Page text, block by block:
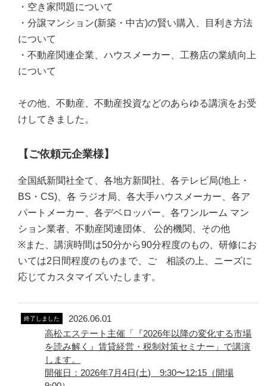
・空き家問題について
・分譲マンション(新築・中古)の賢い購入、目利き方法
について
・不動産関連企業、ハウスメーカー、工務店の業績向上
について
その他、不動産、不動産投資などのあらゆる講演をお受
けしてきました。
【ご依頼元企業様】
全国紙新聞社全て、各地方新聞社、各テレビ局(地上・
BS・CS)、各 ラジオ局、各大手ハウスメーカー、各ア
パートメーカー、各デベロッパー、各ワンルーム マン
ション業者、不動産関連団体、 公的機関、その他
※また、講演時間は50分から90分程度のもの、研修にお
いては2日間程度のものまで、ご゙相談の上、ニーズに
応じてカスタマイズいたします。
終了しました
2026.06.01
高松エステート主催「『2026年以降の変化する市場
を読み解く』賃貸経営・税制対策セミナー」で講演
します。
開催日：2026年7月4日(土) 9:30〜12:15（開場